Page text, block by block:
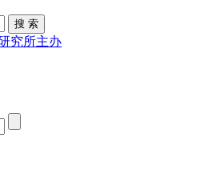
究所主办